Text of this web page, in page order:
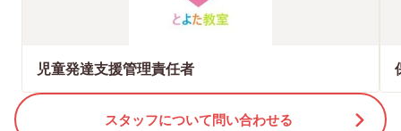
児童発達支援管理責任者
スタッフについて問い合わせる